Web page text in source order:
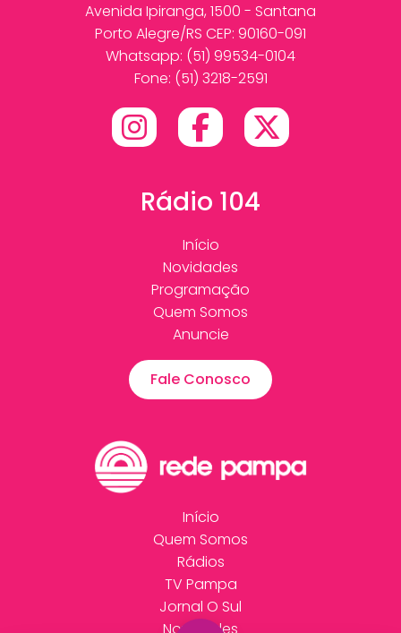
Avenida Ipiranga, 1500 - Santana
Porto Alegre/RS CEP: 90160-091
Whatsapp: (51) 99534-0104
Fone: (51) 3218-2591
Rádio 104
Início
Novidades
Programação
Quem Somos
Anuncie
Fale Conosco
Início
Quem Somos
Rádios
TV Pampa
Jornal O Sul